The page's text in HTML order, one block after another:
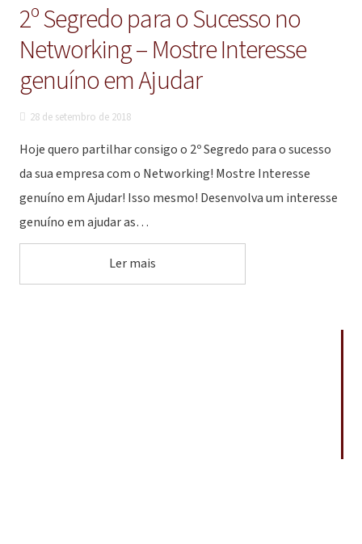
2º Segredo para o Sucesso no
Networking – Mostre Interesse
genuíno em Ajudar
28 de setembro de 2018
Hoje quero partilhar consigo o 2º Segredo para o sucesso
da sua empresa com o Networking! Mostre Interesse
genuíno em Ajudar! Isso mesmo! Desenvolva um interesse
genuíno em ajudar as…
Ler mais